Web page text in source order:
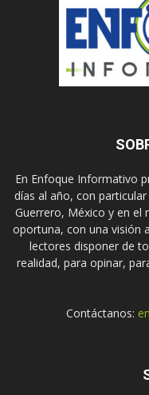
En Enfoque Informativo
días al año, con
Guerrero, México y en el
oportuna, con una visión
lectores disponer de
realidad, para opinar,
Contáctanos: